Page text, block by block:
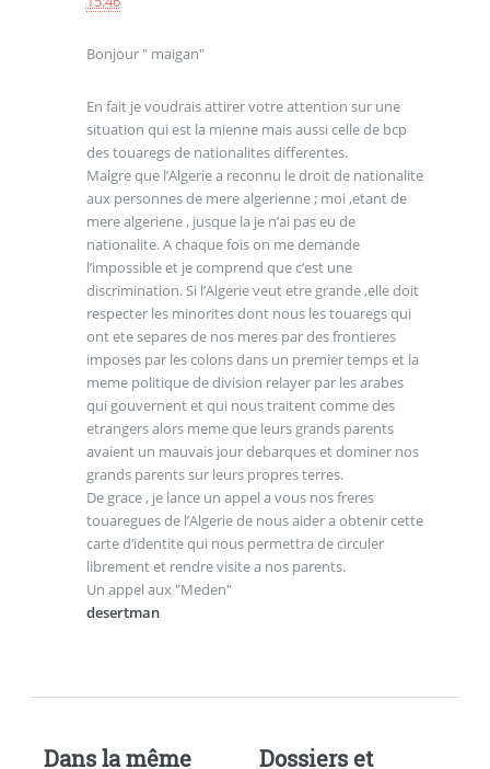
Bonjour " maigan"
En fait je voudrais attirer votre attention sur une
situation qui est la mienne mais aussi celle de bcp
des touaregs de nationalites differentes.
Malgre que l’Algerie a reconnu le droit de nationalite
aux personnes de mere algerienne ; moi ,etant de
mere algeriene , jusque la je n’ai pas eu de
nationalite. A chaque fois on me demande
l’impossible et je comprend que c’est une
discrimination. Si l’Algerie veut etre grande ,elle doit
respecter les minorites dont nous les touaregs qui
ont ete separes de nos meres par des frontieres
imposes par les colons dans un premier temps et la
meme politique de division relayer par les arabes
qui gouvernent et qui nous traitent comme des
etrangers alors meme que leurs grands parents
avaient un mauvais jour debarques et dominer nos
grands parents sur leurs propres terres.
De grace , je lance un appel a vous nos freres
touaregues de l’Algerie de nous aider a obtenir cette
carte d’identite qui nous permettra de circuler
librement et rendre visite a nos parents.
Un appel aux "Meden"
desertman
Dans la même
Dossiers et